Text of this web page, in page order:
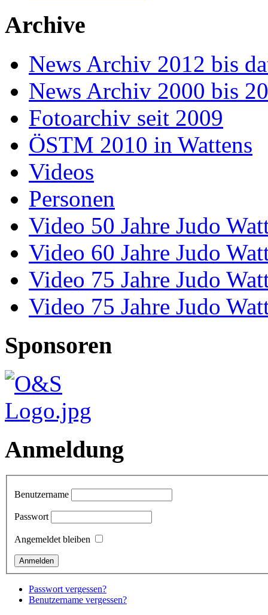
Archive
News Archiv 2012 bis
News Archiv 2000 bis
Fotoarchiv seit 2009
ÖSTM 2010 in Wattens
Videos
Personen
Video 50 Jahre Judo
Video 60 Jahre Judo
Video 75 Jahre Judo
Video 75 Jahre Judo
Sponsoren
Anmeldung
Benutzername
Passwort
Angemeldet bleiben
Passwort vergessen?
Benutzername vergessen?